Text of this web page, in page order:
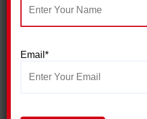
पिरान कलियर में 23 मोहर्रम के मौके पर
Email*